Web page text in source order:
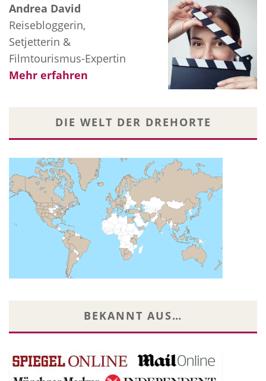
Andrea David
Reisebloggerin,
Setjetterin &
Filmtourismus-Expertin
Mehr erfahren
DIE WELT DER DREHORTE
BEKANNT AUS…